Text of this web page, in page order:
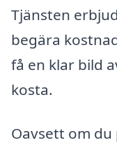
Tjänsten
begära
få en klar bild
kosta.
Oavsett om